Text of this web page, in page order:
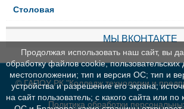
Столовая
МЫ ВКОНТАКТЕ
© ГАПОУ РК "Колледж технологии и
Политика обработки
Продолжая использовать наш сайт, вы
обработку файлов cookie,
местоположении; тип и версия ОС; тип и
устройства и разрешение его экрана;
на сайт пользователь; с какого сайта или